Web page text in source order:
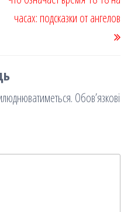
часах: подсказки от ангелов
Обов’язкові